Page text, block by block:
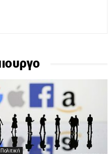
Πολιτική